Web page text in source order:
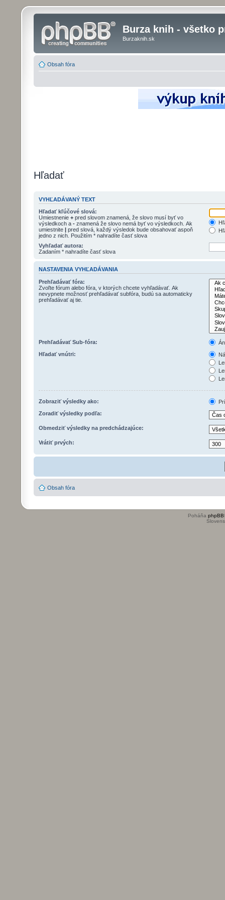
Burza knih - všetko
Burzaknih.sk
Obsah fóra
Hľadať
VYHĽADÁVANÝ TEXT
Hľadať kľúčové slová:
Umiestnenie + pred slovom znamená, že slovo musí byť vo
výsledkoch a - znamená že slovo nemá byť vo výsledkoch. Ak
umiestnite | pred slová, každý výsledok bude obsahovať aspoň
jedno z nich. Použitím * nahradíte časť slova
Vyhľadať autora:
Zadaním * nahradíte časť slova
NASTAVENIA VYHĽADÁVANIA
Prehľadávať fóra:
Zvoľte fórum alebo fóra, v ktorých chcete vyhľadávať. Ak
nevypnete možnosť prehľadávať subfóra, budú sa automaticky
prehľadávať aj tie.
Prehľadávať Sub-fóra:
Hľadať vnútri:
Zobraziť výsledky ako:
Zoradiť výsledky podľa:
Obmedziť výsledky na predchádzajúce:
Vrátiť prvých:
Obsah fóra
Poháňa phpBB